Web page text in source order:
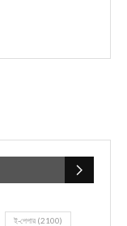
ই-পেপার (2100)